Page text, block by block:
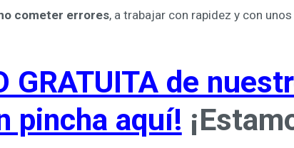
cometer errores, a trabajar con rapidez y con
GRATUITA de
pincha aquí!